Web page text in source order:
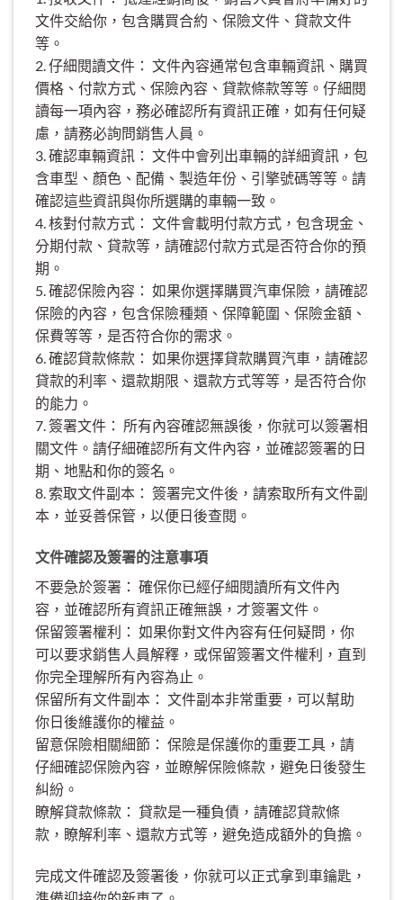
文件交給你，包含購買合約、保險文件、貸款文件
等。
2. 仔細閱讀文件： 文件內容通常包含車輛資訊、購買
價格、付款方式、保險內容、貸款條款等等。仔細閱
讀每一項內容，務必確認所有資訊正確，如有任何疑
慮，請務必詢問銷售人員。
3. 確認車輛資訊： 文件中會列出車輛的詳細資訊，包
含車型、顏色、配備、製造年份、引擎號碼等等。請
確認這些資訊與你所選購的車輛一致。
4. 核對付款方式： 文件會載明付款方式，包含現金、
分期付款、貸款等，請確認付款方式是否符合你的預
期。
5. 確認保險內容： 如果你選擇購買汽車保險，請確認
保險的內容，包含保險種類、保障範圍、保險金額、
保費等等，是否符合你的需求。
6. 確認貸款條款： 如果你選擇貸款購買汽車，請確認
貸款的利率、還款期限、還款方式等等，是否符合你
的能力。
7. 簽署文件： 所有內容確認無誤後，你就可以簽署相
關文件。請仔細確認所有文件內容，並確認簽署的日
期、地點和你的簽名。
8. 索取文件副本： 簽署完文件後，請索取所有文件副
本，並妥善保管，以便日後查閱。
文件確認及簽署的注意事項
不要急於簽署： 確保你已經仔細閱讀所有文件內
容，並確認所有資訊正確無誤，才簽署文件。
保留簽署權利： 如果你對文件內容有任何疑問，你
可以要求銷售人員解釋，或保留簽署文件權利，直到
你完全理解所有內容為止。
保留所有文件副本： 文件副本非常重要，可以幫助
你日後維護你的權益。
留意保險相關細節： 保險是保護你的重要工具，請
仔細確認保險內容，並瞭解保險條款，避免日後發生
糾紛。
瞭解貸款條款： 貸款是一種負債，請確認貸款條
款，瞭解利率、還款方式等，避免造成額外的負擔。
完成文件確認及簽署後，你就可以正式拿到車鑰匙，